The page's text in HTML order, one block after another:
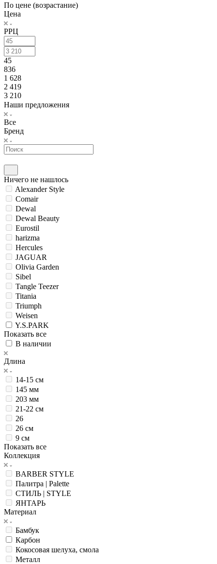
По цене (возрастание)
Цена
РРЦ
45
836
1 628
2 419
3 210
Наши предложения
Все
Бренд
Ничего не нашлось
Alexander Style
Comair
Dewal
Dewal Beauty
Eurostil
harizma
Hercules
JAGUAR
Olivia Garden
Sibel
Tangle Teezer
Titania
Triumph
Weisen
Y.S.PARK
Показать все
В наличии
Длина
14-15 см
145 мм
203 мм
21-22 см
26
26 см
9 см
Показать все
Коллекция
BARBER STYLE
Палитра | Palette
СТИЛЬ | STYLE
ЯНТАРЬ
Материал
Бамбук
Карбон
Кокосовая шелуха, смола
Металл